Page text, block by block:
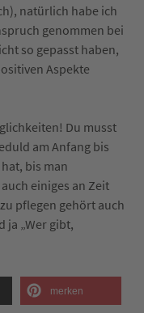
natürlich habe ich
genommen bei
so gepasst haben,
Aspekte
Du musst
am Anfang bis
bis man
einiges an Zeit
pflegen gehört auch
ja „Wer gibt,
merken